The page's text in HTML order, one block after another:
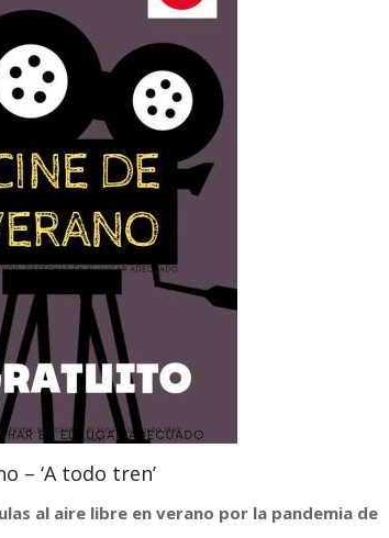
– ‘A todo tren’
al aire libre en verano por la pandemia de